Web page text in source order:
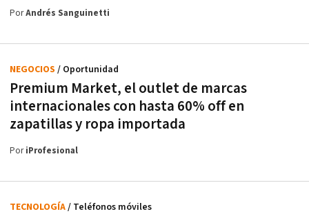
PorAndrés Sanguinetti
Premium Market, el outlet de marcas
internacionales con hasta 60% off en
zapatillas y ropa importada
NEGOCIOS / Oportunidad
PoriProfesional
TECNOLOGÍA/ Teléfonos móviles